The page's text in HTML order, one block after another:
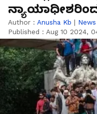
Author : Anusha Kb | News
Published : Aug 10 2024,